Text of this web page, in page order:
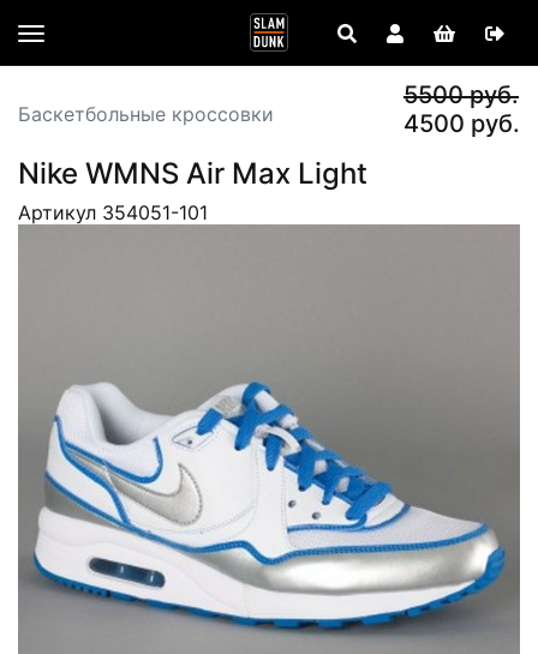
Баскетбольные кроссовки
5500 руб.
4500 руб.
Nike WMNS Air Max Light
Артикул 354051-101